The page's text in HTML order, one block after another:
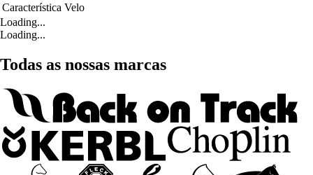
Característica Velo
Loading...
Loading...
Todas as nossas marcas